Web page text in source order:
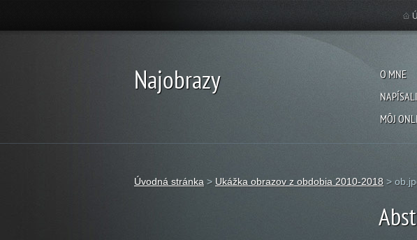
Najobrazy O MNE
MÔJ
Úvodná stránka > Ukážka obrazov z obdobia 2010-2018 >